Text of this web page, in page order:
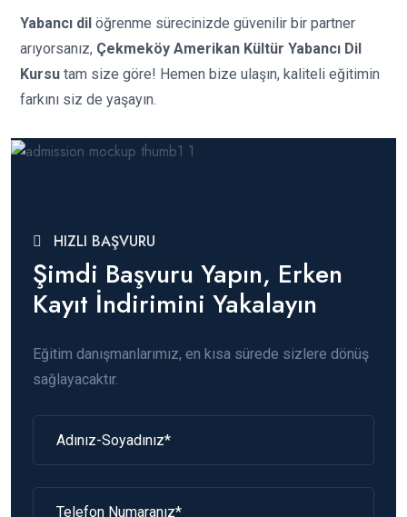
Yabancı dil öğrenme sürecinizde güvenilir bir partner
arıyorsanız, Çekmeköy Amerikan Kültür Yabancı Dil
Kursu tam size göre! Hemen bize ulaşın, kaliteli eğitimin
farkını siz de yaşayın.
HIZLI BAŞVURU
Şimdi Başvuru Yapın, Erken
Kayıt İndirimini Yakalayın
Eğitim danışmanlarımız, en kısa sürede sizlere dönüş
sağlayacaktır.